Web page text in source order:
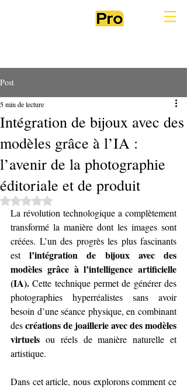
Post
Intégration de bijoux avec des
modèles grâce à l’IA :
l’avenir de la photographie
éditoriale et de produit
5 min de lecture
Noté NaN étoiles sur 5.
La révolution technologique a complètement
transformé la manière dont les images sont
créées. L’un des progrès les plus fascinants
est l’intégration de bijoux avec des
modèles grâce à l’intelligence artificielle
(IA). Cette technique permet de générer des
photographies hyperréalistes sans avoir
besoin d’une séance physique, en combinant
des créations de joaillerie avec des modèles
virtuels ou réels de manière naturelle et
artistique.
Dans cet article, nous explorons comment ce